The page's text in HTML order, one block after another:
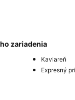
zariadenia
Kaviareň
Expresný